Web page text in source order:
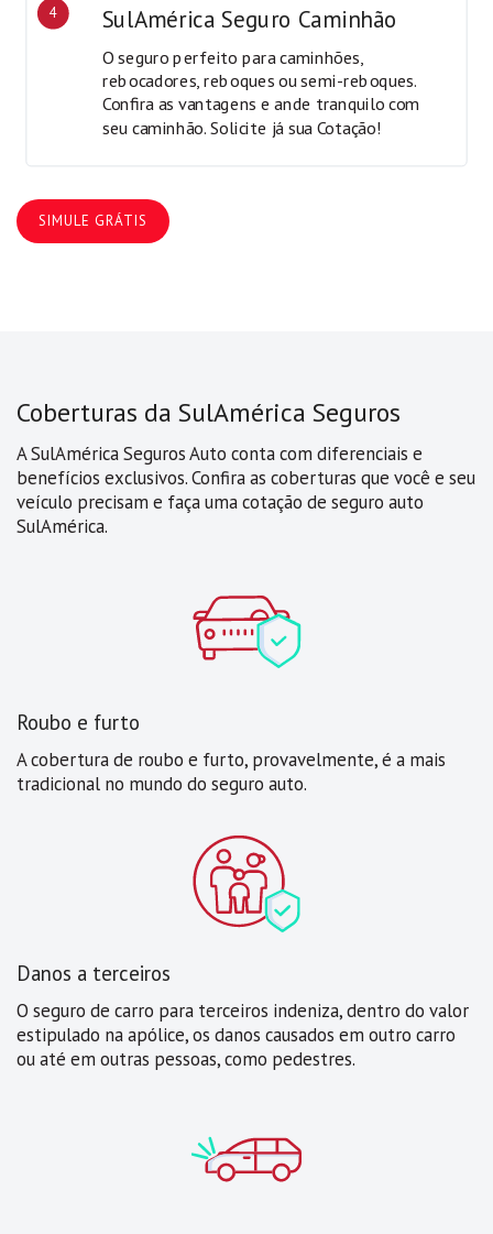
4 SulAmérica Seguro Caminhão
O seguro perfeito para caminhões,
rebocadores, reboques ou semi-reboques.
Confira as vantagens e ande tranquilo com
seu caminhão. Solicite já sua Cotação!
SIMULE GRÁTIS
Coberturas da SulAmérica Seguros
A SulAmérica Seguros Auto conta com diferenciais e
benefícios exclusivos. Confira as coberturas que você e seu
veículo precisam e faça uma cotação de seguro auto
SulAmérica.
Roubo e furto
A cobertura de roubo e furto, provavelmente, é a mais
tradicional no mundo do seguro auto.
Danos a terceiros
O seguro de carro para terceiros indeniza, dentro do valor
estipulado na apólice, os danos causados em outro carro
ou até em outras pessoas, como pedestres.